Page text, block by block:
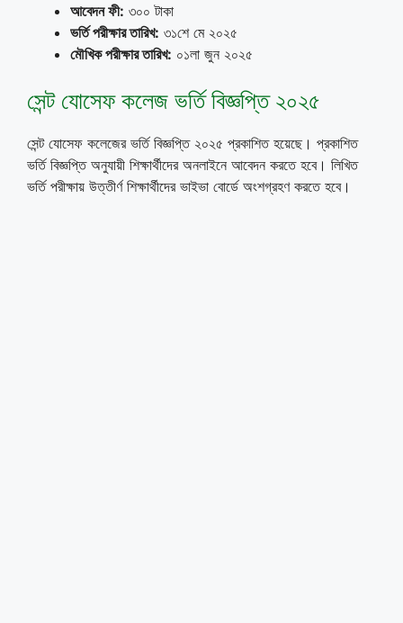
আবেদন ফী: ৩০০ টাকা
ভর্তি পরীক্ষার তারিখ: ৩১শে মে ২০২৫
মৌখিক পরীক্ষার তারিখ: ০১লা জুন ২০২৫
সেন্ট যোসেফ কলেজ ভর্তি বিজ্ঞপ্তি ২০২৫
সেন্ট যোসেফ কলেজের ভর্তি বিজ্ঞপ্তি ২০২৫ প্রকাশিত হয়েছে। প্রকাশিত
ভর্তি বিজ্ঞপ্তি অনুযায়ী শিক্ষার্থীদের অনলাইনে আবেদন করতে হবে। লিখিত
ভর্তি পরীক্ষায় উত্তীর্ণ শিক্ষার্থীদের ভাইভা বোর্ডে অংশগ্রহণ করতে হবে।